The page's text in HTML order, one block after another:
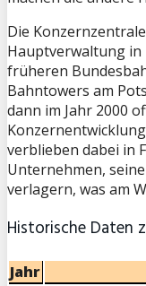
Die
Hauptverwaltung in
früheren
Bahntowers am
dann im Jahr 2000
verblieben dabei in
Unternehmen,
verlagern, was am
Historische Daten
Jahr